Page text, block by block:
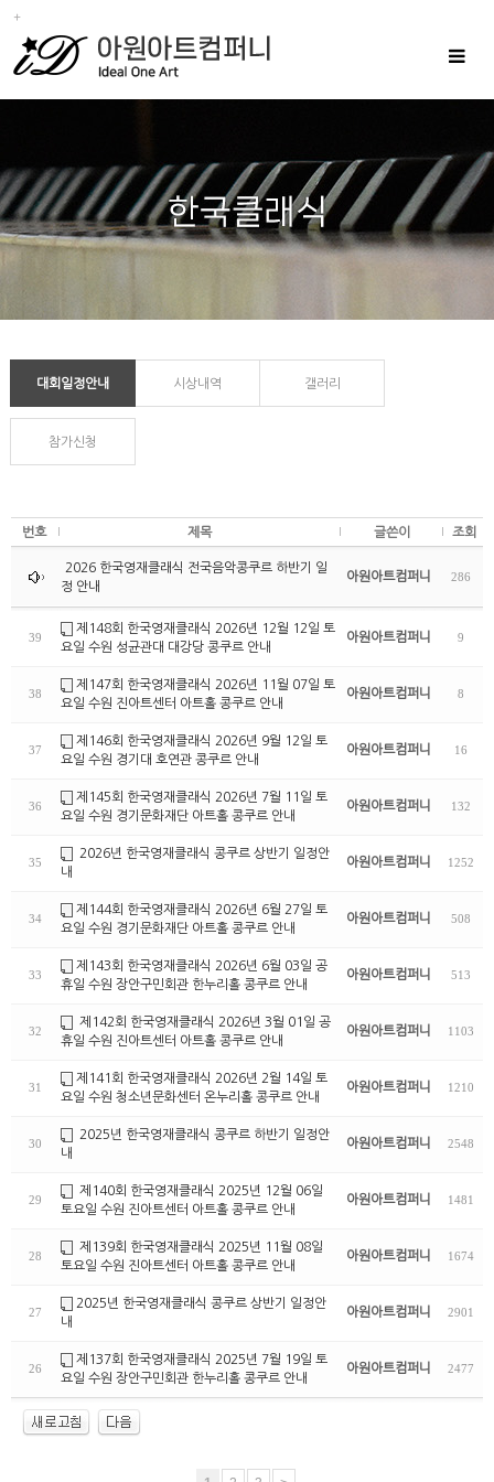
Toggle
대회일정안내 시상내역 갤러리
참가신청
번호 제목 글쓴이 조회
2026 한국영재클래식 전국음악콩쿠르 하반기 일
정 안내
아원아트컴퍼니 286
39
제148회 한국영재클래식 2026년 12월 12일 토
요일 수원 성균관대 대강당 콩쿠르 안내
아원아트컴퍼니 9
38
제147회 한국영재클래식 2026년 11월 07일 토
요일 수원 진아트센터 아트홀 콩쿠르 안내
아원아트컴퍼니 8
37
제146회 한국영재클래식 2026년 9월 12일 토
요일 수원 경기대 호연관 콩쿠르 안내
아원아트컴퍼니 16
36
제145회 한국영재클래식 2026년 7월 11일 토
요일 수원 경기문화재단 아트홀 콩쿠르 안내
아원아트컴퍼니 132
35
2026년 한국영재클래식 콩쿠르 상반기 일정안
내
아원아트컴퍼니 1252
34
제144회 한국영재클래식 2026년 6월 27일 토
요일 수원 경기문화재단 아트홀 콩쿠르 안내
아원아트컴퍼니 508
33
제143회 한국영재클래식 2026년 6월 03일 공
휴일 수원 장안구민회관 한누리홀 콩쿠르 안내
아원아트컴퍼니 513
32
제142회 한국영재클래식 2026년 3월 01일 공
휴일 수원 진아트센터 아트홀 콩쿠르 안내
아원아트컴퍼니 1103
31
제141회 한국영재클래식 2026년 2월 14일 토
요일 수원 청소년문화센터 온누리홀 콩쿠르 안내
아원아트컴퍼니 1210
30
2025년 한국영재클래식 콩쿠르 하반기 일정안
내
아원아트컴퍼니 2548
29
제140회 한국영재클래식 2025년 12월 06일
토요일 수원 진아트센터 아트홀 콩쿠르 안내
아원아트컴퍼니 1481
28
제139회 한국영재클래식 2025년 11월 08일
토요일 수원 진아트센터 아트홀 콩쿠르 안내
아원아트컴퍼니 1674
27
2025년 한국영재클래식 콩쿠르 상반기 일정안
내
아원아트컴퍼니 2901
26
제137회 한국영재클래식 2025년 7월 19일 토
요일 수원 장안구민회관 한누리홀 콩쿠르 안내
아원아트컴퍼니 2477